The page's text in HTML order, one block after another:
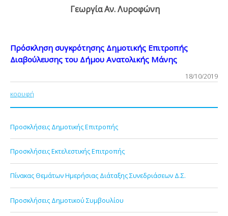
Γεωργία Αν. Λυροφώνη
Πρόσκληση συγκρότησης Δημοτικής Επιτροπής
Διαβούλευσης του Δήμου Ανατολικής Μάνης
18/10/2019
κορυφή
Προσκλήσεις Δημοτικής Επιτροπής
Προσκλήσεις Εκτελεστικής Επιτροπής
Πίνακας Θεμάτων Ημερήσιας Διάταξης Συνεδριάσεων Δ.Σ.
Προσκλήσεις Δημοτικού Συμβουλίου